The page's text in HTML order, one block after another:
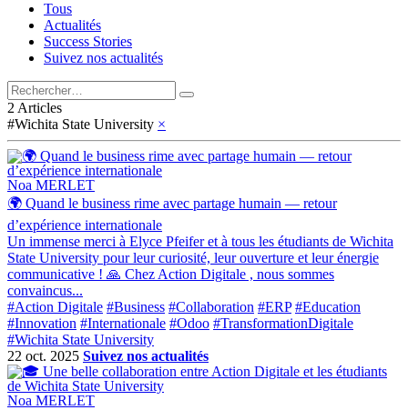
Tous
Actualités
Success Stories
Suivez nos actualités
2 Articles
#Wichita State University ×
Noa MERLET
🌍 Quand le business rime avec partage humain — retour
d’expérience internationale
Un immense merci à Elyce Pfeifer et à tous les étudiants de Wichita
State University pour leur curiosité, leur ouverture et leur énergie
communicative ! 🙏 Chez Action Digitale , nous sommes
convaincus...
#Action Digitale #Business #Collaboration #ERP #Education
#Innovation #Internationale #Odoo #TransformationDigitale
#Wichita State University
22 oct. 2025 Suivez nos actualités
Noa MERLET